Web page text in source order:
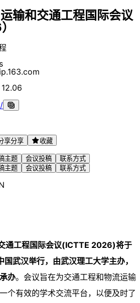
输和交通工程国际会议
享分享 收藏
主题 会议投稿
联系方式
主题 会议投稿 联系方式
通工程国际会议(ICTTE 2026)将于
武汉举行，由武汉理工大学主办，
办。会议旨在为交通工程和物流运输
个有效的学术交流平台，以便及时了